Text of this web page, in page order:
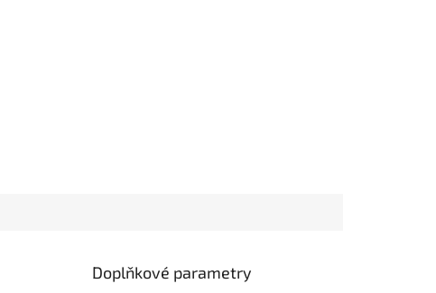
Doplňkové parametry